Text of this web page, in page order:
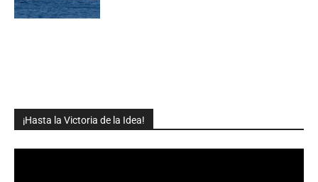
¡Hasta la Victoria de la Idea!